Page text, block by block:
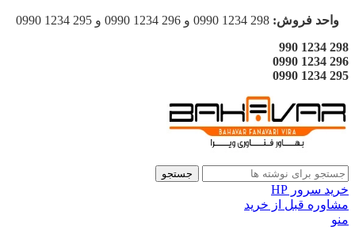
واحد فروش:
298 1234 990
296 1234 0990
295 1234 0990
جستجو
خرید سرور HP
مشاوره قبل از خرید
منو